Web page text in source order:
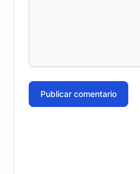
Publicar comentario